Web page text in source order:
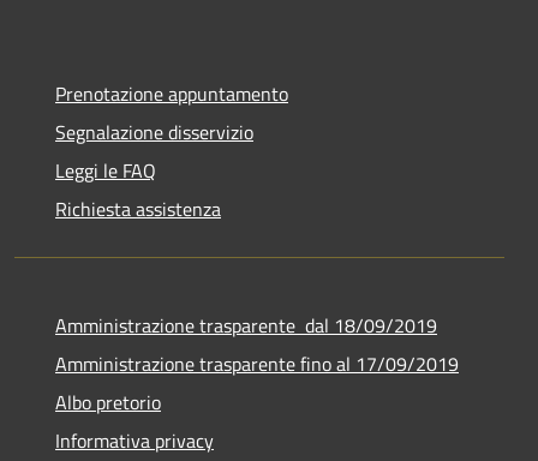
Prenotazione appuntamento
Segnalazione disservizio
Leggi le FAQ
Richiesta assistenza
Amministrazione trasparente dal 18/09/2019
Amministrazione trasparente fino al 17/09/2019
Albo pretorio
Informativa privacy